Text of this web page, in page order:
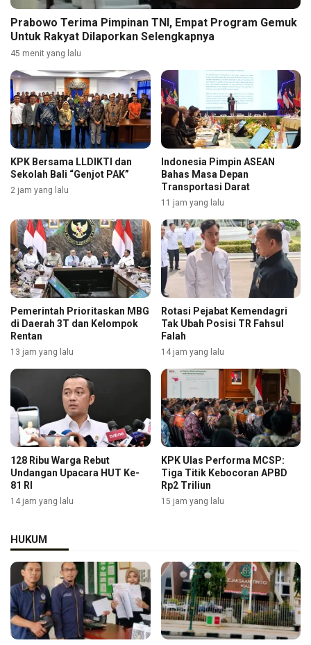
Prabowo Terima Pimpinan TNI, Empat Program Gemuk
Untuk Rakyat Dilaporkan Selengkapnya
45 menit yang lalu
KPK Bersama LLDIKTI dan
Sekolah Bali “Genjot PAK”
2 jam yang lalu
Indonesia Pimpin ASEAN
Bahas Masa Depan
Transportasi Darat
11 jam yang lalu
Pemerintah Prioritaskan MBG
di Daerah 3T dan Kelompok
Rentan
13 jam yang lalu
Rotasi Pejabat Kemendagri
Tak Ubah Posisi TR Fahsul
Falah
14 jam yang lalu
128 Ribu Warga Rebut
Undangan Upacara HUT Ke-
81 RI
14 jam yang lalu
KPK Ulas Performa MCSP:
Tiga Titik Kebocoran APBD
Rp2 Triliun
15 jam yang lalu
HUKUM